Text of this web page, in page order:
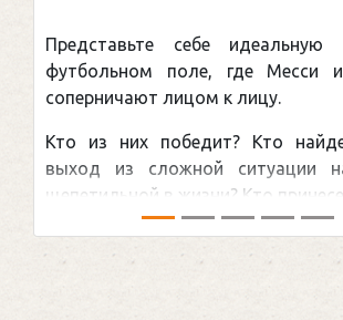
Представьте себе идеальную
футбольном поле, где Месси
соперничают лицом к лицу.
Кто из них победит? Кто
выход из сложной ситуации
щепетильной в жизни? Кто